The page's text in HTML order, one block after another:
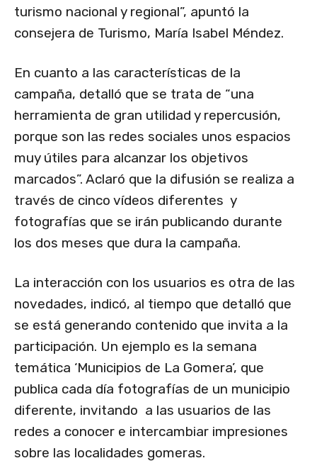
turismo nacional y regional”, apuntó la
consejera de Turismo, María Isabel Méndez.
En cuanto a las características de la
campaña, detalló que se trata de “una
herramienta de gran utilidad y repercusión,
porque son las redes sociales unos espacios
muy útiles para alcanzar los objetivos
marcados”. Aclaró que la difusión se realiza a
través de cinco vídeos diferentes y
fotografías que se irán publicando durante
los dos meses que dura la campaña.
La interacción con los usuarios es otra de las
novedades, indicó, al tiempo que detalló que
se está generando contenido que invita a la
participación. Un ejemplo es la semana
temática ‘Municipios de La Gomera’, que
publica cada día fotografías de un municipio
diferente, invitando a las usuarios de las
redes a conocer e intercambiar impresiones
sobre las localidades gomeras.